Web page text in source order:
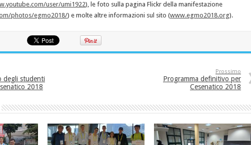
user/umi1922), le foto sulla pagina Flickr della manifestazione
photos/egmo2018/) e molte altre informazioni sul sito (www.egmo2018.org).
degli studenti
2018
Prossimo
Programma definitivo per
Cesenatico 2018